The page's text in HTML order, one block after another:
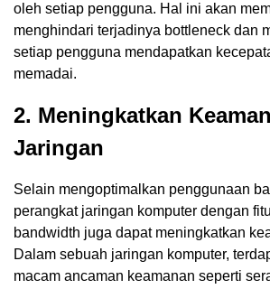
oleh setiap pengguna. Hal ini akan
menghindari terjadinya bottleneck dan
setiap pengguna mendapatkan
memadai.
2. Meningkatkan
Jaringan
Selain mengoptimalkan penggunaan
perangkat jaringan komputer dengan
bandwidth juga dapat meningkatkan
Dalam sebuah jaringan komputer,
macam ancaman keamanan seperti